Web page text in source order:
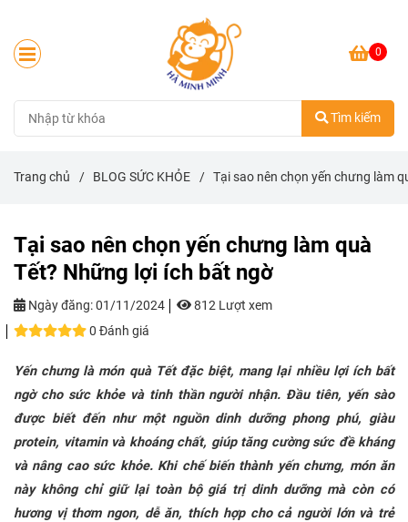
0
Tìm kiếm
Trang chủ / BLOG SỨC KHỎE / Tại sao nên chọn yến chưng làm
Tại sao nên chọn yến chưng làm quà
Tết? Những lợi ích bất ngờ
Ngày đăng:01/11/2024
812 Lượt xem
0 Đánh giá
Yến chưng là món quà Tết đặc biệt, mang lại nhiều lợi ích bất
ngờ cho sức khỏe và tinh thần người nhận. Đầu tiên, yến sào
được biết đến như một nguồn dinh dưỡng phong phú, giàu
protein, vitamin và khoáng chất, giúp tăng cường sức đề kháng
và nâng cao sức khỏe. Khi chế biến thành yến chưng, món ăn
này không chỉ giữ lại toàn bộ giá trị dinh dưỡng mà còn có
hương vị thơm ngon, dễ ăn, thích hợp cho cả người lớn và trẻ